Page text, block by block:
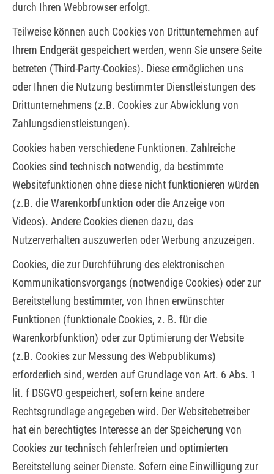
durch Ihren Webbrowser erfolgt.
Teilweise können auch Cookies von Drittunternehmen auf
Ihrem Endgerät gespeichert werden, wenn Sie unsere Seite
betreten (Third-Party-Cookies). Diese ermöglichen uns
oder Ihnen die Nutzung bestimmter Dienstleistungen des
Drittunternehmens (z.B. Cookies zur Abwicklung von
Zahlungsdienstleistungen).
Cookies haben verschiedene Funktionen. Zahlreiche
Cookies sind technisch notwendig, da bestimmte
Websitefunktionen ohne diese nicht funktionieren würden
(z.B. die Warenkorbfunktion oder die Anzeige von
Videos). Andere Cookies dienen dazu, das
Nutzerverhalten auszuwerten oder Werbung anzuzeigen.
Cookies, die zur Durchführung des elektronischen
Kommunikationsvorgangs (notwendige Cookies) oder zur
Bereitstellung bestimmter, von Ihnen erwünschter
Funktionen (funktionale Cookies, z. B. für die
Warenkorbfunktion) oder zur Optimierung der Website
(z.B. Cookies zur Messung des Webpublikums)
erforderlich sind, werden auf Grundlage von Art. 6 Abs. 1
lit. f DSGVO gespeichert, sofern keine andere
Rechtsgrundlage angegeben wird. Der Websitebetreiber
hat ein berechtigtes Interesse an der Speicherung von
Cookies zur technisch fehlerfreien und optimierten
Bereitstellung seiner Dienste. Sofern eine Einwilligung zur